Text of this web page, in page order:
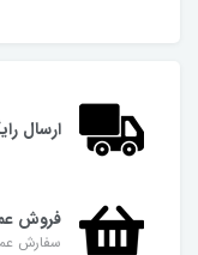
ارسال
فروش
سفارش